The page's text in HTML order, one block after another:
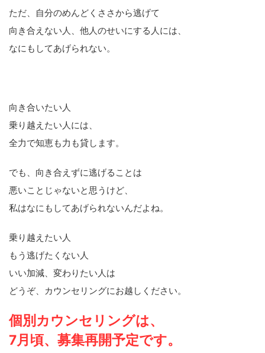
ただ、自分のめんどくささから逃げて
向き合えない人、他人のせいにする人には、
なにもしてあげられない。
向き合いたい人
乗り越えたい人には、
全力で知恵も力も貸します。
でも、向き合えずに逃げることは
悪いことじゃないと思うけど、
私はなにもしてあげられないんだよね。
乗り越えたい人
もう逃げたくない人
いい加減、変わりたい人は
どうぞ、カウンセリングにお越しください。
個別カウンセリングは、
7月頃、募集再開予定です。